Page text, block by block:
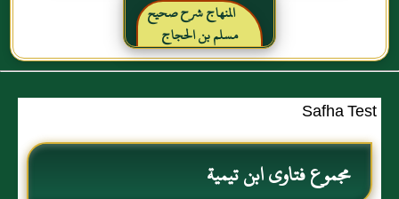
المنهاج شرح صحيح
مسلم بن الحجاج
Safha Test
مجموع فتاوى ابن تيمية